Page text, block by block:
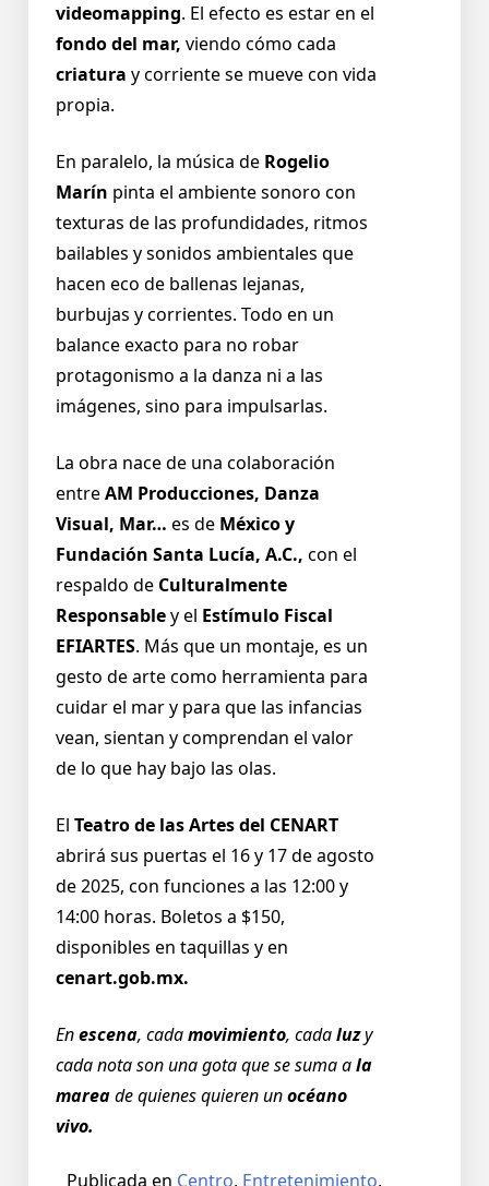
videomapping. El efecto es estar en el
fondo del mar, viendo cómo cada
criatura y corriente se mueve con vida
propia.
En paralelo, la música de Rogelio
Marín pinta el ambiente sonoro con
texturas de las profundidades, ritmos
bailables y sonidos ambientales que
hacen eco de ballenas lejanas,
burbujas y corrientes. Todo en un
balance exacto para no robar
protagonismo a la danza ni a las
imágenes, sino para impulsarlas.
La obra nace de una colaboración
entreAM Producciones, Danza
Visual, Mar… es de México y
Fundación Santa Lucía, A.C., con el
respaldo de Culturalmente
Responsabley el Estímulo Fiscal
EFIARTES. Más que un montaje, es un
gesto de arte como herramienta para
cuidar el mar y para que las infancias
vean, sientan y comprendan el valor
de lo que hay bajo las olas.
El Teatro de las Artes del CENART
abrirá sus puertas el 16 y 17 de agosto
de 2025, con funciones a las 12:00 y
14:00 horas. Boletos a $150,
disponibles en taquillas y en
cenart.gob.mx.
Enescena, cadamovimiento, cadaluzy
cada nota son una gota que se suma ala
mareade quienes quieren unocéano
vivo.
Publicada en Centro, Entretenimiento,